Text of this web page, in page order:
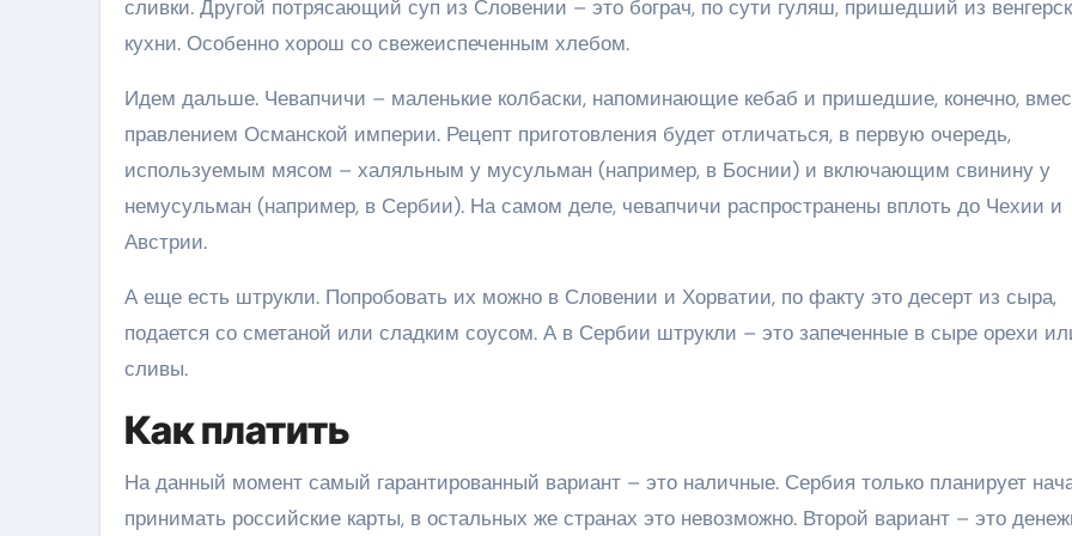
сливки. Другой потрясающий суп из Словении – это бограч, по сути гуляш, пришедший из
кухни. Особенно хорош со свежеиспеченным хлебом.
Идем дальше. Чевапчичи – маленькие колбаски, напоминающие кебаб и пришедшие, конечно,
правлением Османской империи. Рецепт приготовления будет отличаться, в первую очередь,
используемым мясом – халяльным у мусульман (например, в Боснии) и включающим свинину у
немусульман (например, в Сербии). На самом деле, чевапчичи распространены вплоть до Чехии и
Австрии.
А еще есть штрукли. Попробовать их можно в Словении и Хорватии, по факту это десерт из сыра,
подается со сметаной или сладким соусом. А в Сербии штрукли – это запеченные в сыре орехи
сливы.
Как платить
На данный момент самый гарантированный вариант – это наличные. Сербия только планирует
принимать российские карты, в остальных же странах это невозможно. Второй вариант – это